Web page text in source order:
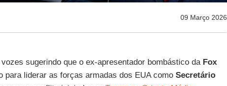
09 Março 2026
sugerindo que o ex-apresentador bombástico da Fox
para liderar as forças armadas dos EUA como Secretário